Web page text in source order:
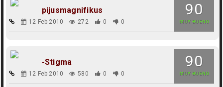
90
MUY BUENO
pijusmagnifikus
12 Feb 2010 272 0 0
90
MUY BUENO
-Stigma
12 Feb 2010 580 0 0